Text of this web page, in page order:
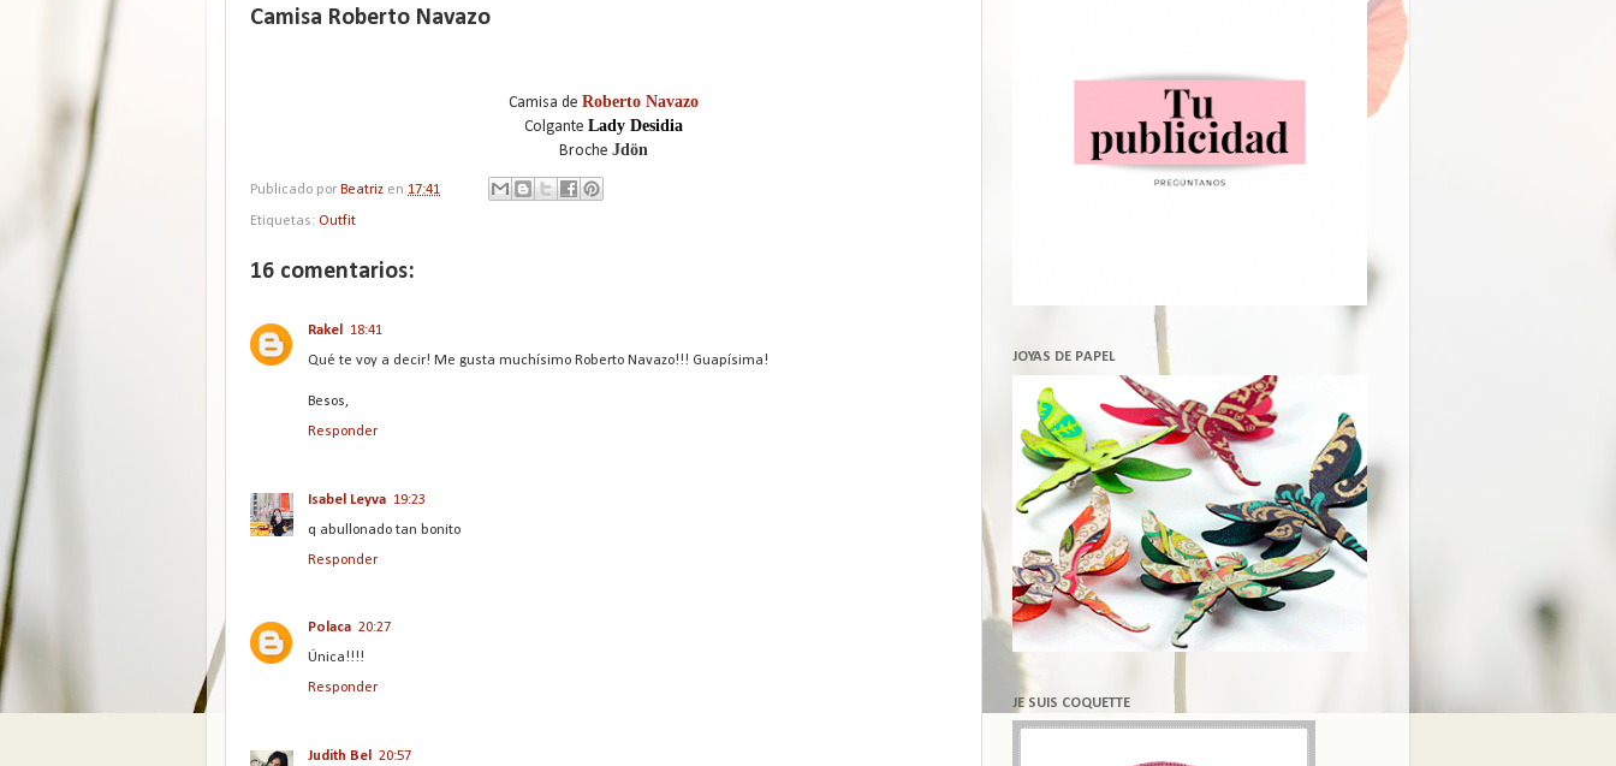
Camisa Roberto Navazo
Camisa de Roberto Navazo
Colgante Lady Desidia
Broche Jdön
Publicado por Beatriz en 17:41
Etiquetas: Outfit
16 comentarios:
Rakel 18:41
Qué te voy a decir! Me gusta muchísimo Roberto Navazo!!! Guapísima!
Besos,
Responder
Isabel Leyva 19:23
q abullonado tan bonito
Responder
Polaca 20:27
Única!!!!
Responder
Judith Bel 20:57
JOYAS DE PAPEL
JE SUIS COQUETTE